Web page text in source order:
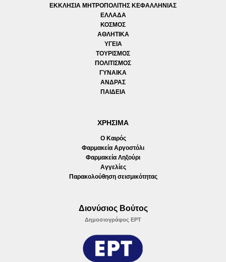
ΕΚΚΛΗΣΙΑ ΜΗΤΡΟΠΟΛΙΤΗΣ ΚΕΦΑΛΛΗΝΙΑΣ
ΕΛΛΑΔΑ
ΚΟΣΜΟΣ
ΑΘΛΗΤΙΚΑ
ΥΓΕΙΑ
ΤΟΥΡΙΣΜΟΣ
ΠΟΛΙΤΙΣΜΟΣ
ΓΥΝΑΙΚΑ
ΑΝΔΡΑΣ
ΠΑΙΔΕΙΑ
ΧΡΗΣΙΜΑ
Ο Καιρός
Φαρμακεία Αργοστόλι
Φαρμακεία Ληξούρι
Αγγελίες
Παρακολούθηση σεισμικότητας
Διονύσιος Βούτος
Δημοσιογράφος ΕΡΤ